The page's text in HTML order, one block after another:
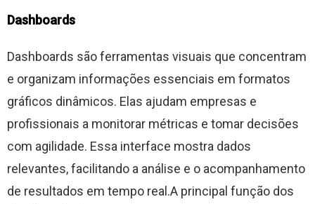
Dashboards
Dashboards são ferramentas visuais que concentram
e organizam informações essenciais em formatos
gráficos dinâmicos. Elas ajudam empresas e
profissionais a monitorar métricas e tomar decisões
com agilidade. Essa interface mostra dados
relevantes, facilitando a análise e o acompanhamento
de resultados em tempo real.A principal função dos